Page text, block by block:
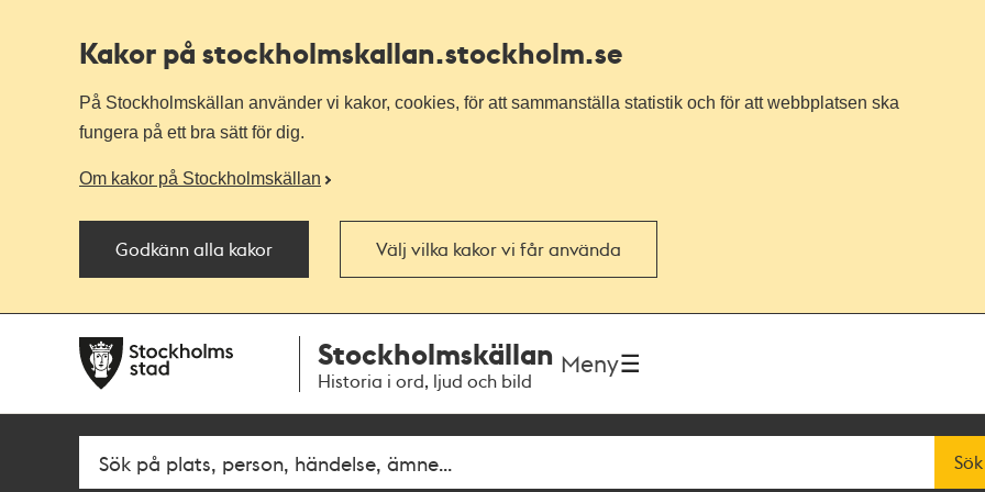
Kakor på stockholmskallan.stockholm.se
På Stockholmskällan använder vi kakor, cookies, för att sammanställa statistik och för att webbplatsen ska
fungera på ett bra sätt för dig.
Om kakor på Stockholmskällan
Godkänn alla kakor Välj vilka kakor vi får använda
navigationen
huvudinnehållet
Stockholmskällan
Historia i ord, ljud och bild
Meny
Fritextsök Sök